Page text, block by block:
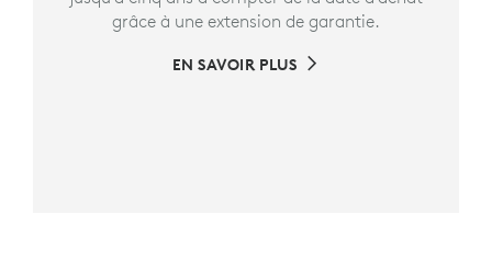
grâce à une extension de garantie.
EN SAVOIR PLUS